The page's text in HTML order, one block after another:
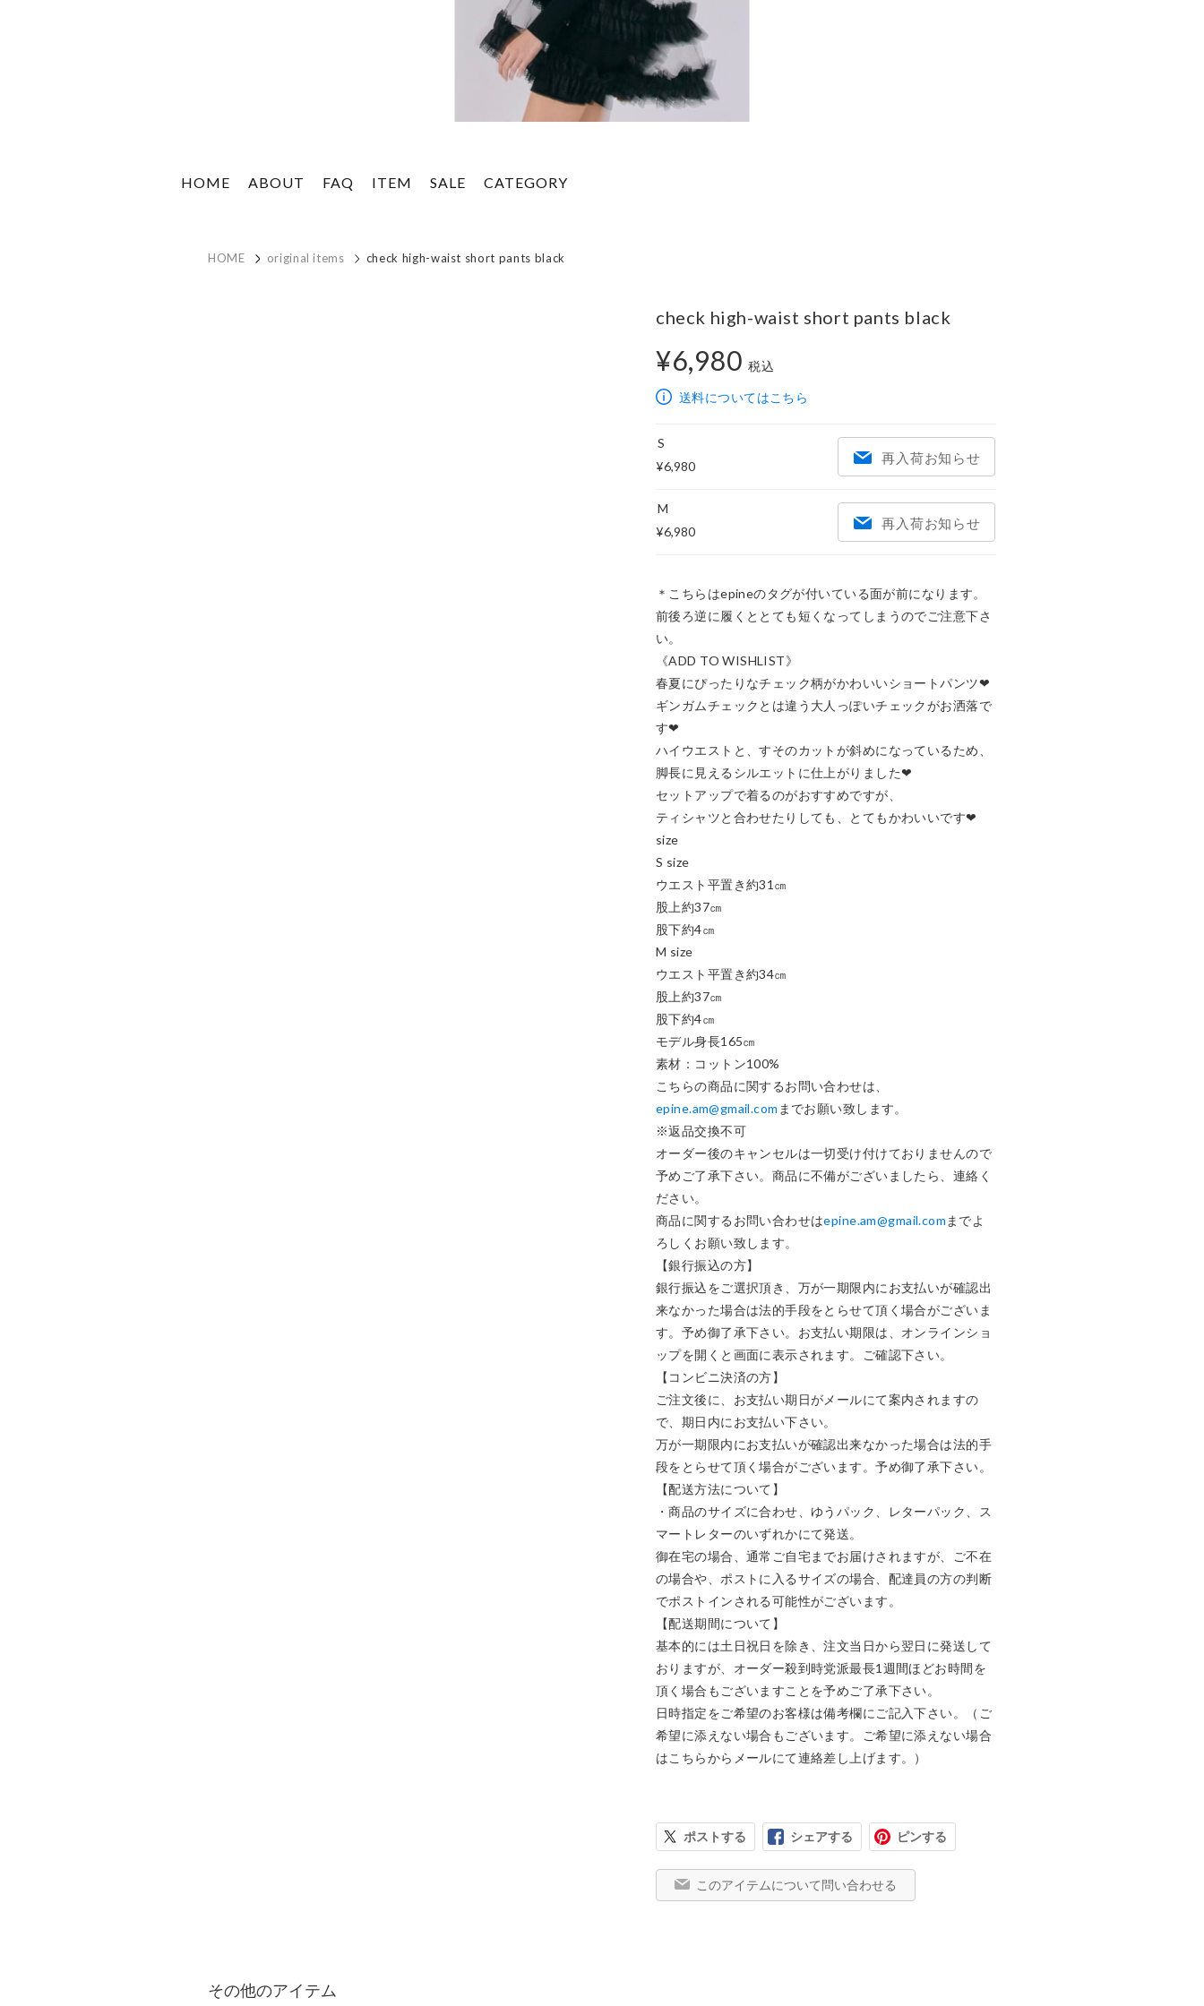
HOME ABOUT FAQ ITEM SALE CATEGORY
HOME original items check high-waist short pants black
check high-waist short pants black
¥6,980税込
6,980円送料についてはこちら
S
¥6,980
再入荷お知らせ
M
¥6,980
再入荷お知らせ
＊こちらはepineのタグが付いている面が前になります。
前後ろ逆に履くととても短くなってしまうのでご注意下さ
い。
《ADD TO WISHLIST》
春夏にぴったりなチェック柄がかわいいショートパンツ❤︎
ギンガムチェックとは違う大人っぽいチェックがお洒落で
す❤︎
ハイウエストと、すそのカットが斜めになっているため、
脚長に見えるシルエットに仕上がりました❤︎
セットアップで着るのがおすすめですが、
ティシャツと合わせたりしても、とてもかわいいです❤︎
size
S size
ウエスト平置き約31㎝
股上約37㎝
股下約4㎝
M size
ウエスト平置き約34㎝
股上約37㎝
股下約4㎝
モデル身長165㎝
素材：コットン100%
epine.am@gmail.com までお願い致します。
※返品交換不可
オーダー後のキャンセルは一切受け付けておりませんので
予めご了承下さい。商品に不備がございましたら、連絡く
ださい。
商品に関するお問い合わせはepine.am@gmail.com までよ
ろしくお願い致します。
【銀行振込の方】
銀行振込をご選択頂き、万が一期限内にお支払いが確認出
来なかった場合は法的手段をとらせて頂く場合がございま
す。予め御了承下さい。お支払い期限は、オンラインショ
ップを開くと画面に表示されます。ご確認下さい。
【コンビニ決済の方】
ご注文後に、お支払い期日がメールにて案内されますの
で、期日内にお支払い下さい。
万が一期限内にお支払いが確認出来なかった場合は法的手
段をとらせて頂く場合がございます。予め御了承下さい。
【配送方法について】
・商品のサイズに合わせ、ゆうパック、レターパック、ス
マートレターのいずれかにて発送。
御在宅の場合、通常ご自宅までお届けされますが、ご不在
の場合や、ポストに入るサイズの場合、配達員の方の判断
でポストインされる可能性がございます。
【配送期間について】
基本的には土日祝日を除き、注文当日から翌日に発送して
おりますが、オーダー殺到時党派最長1週間ほどお時間を
頂く場合もございますことを予めご了承下さい。
日時指定をご希望のお客様は備考欄にご記入下さい。（ご
希望に添えない場合もございます。ご希望に添えない場合
はこちらからメールにて連絡差し上げます。）
ポストする シェアする ピンする
このアイテムについて問い合わせる
その他のアイテム